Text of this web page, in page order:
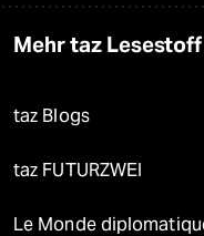
Mehr taz Lesestoff
taz Blogs
taz FUTURZWEI
Le Monde